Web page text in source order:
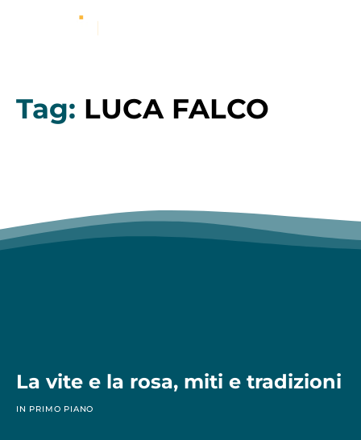
Tag: LUCA FALCO
La vite e la rosa, miti e tradizioni
IN PRIMO PIANO